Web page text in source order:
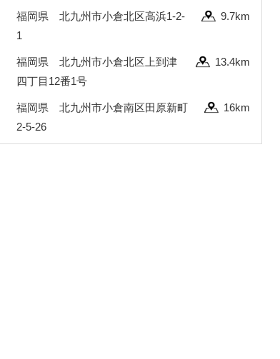
福岡県 北九州市小倉北区高浜1-2-
1
9.7km
福岡県 北九州市小倉北区上到津
四丁目12番1号
13.4km
福岡県 北九州市小倉南区田原新町
2-5-26
16km